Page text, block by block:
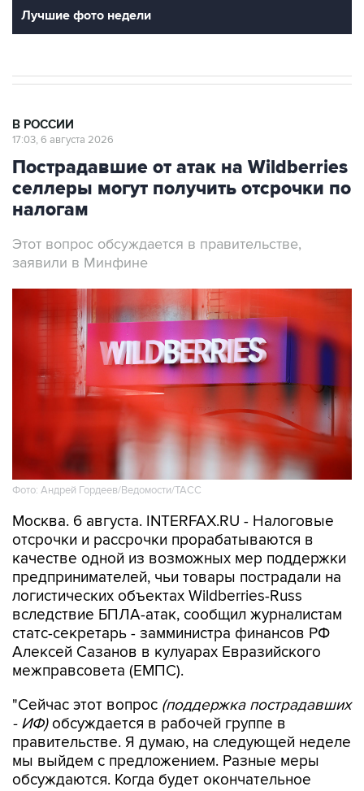
Лучшие фото недели
В РОССИИ
17:03, 6 августа 2026
Пострадавшие от атак на Wildberries
селлеры могут получить отсрочки по
налогам
Этот вопрос обсуждается в правительстве,
заявили в Минфине
Фото: Андрей Гордеев/Ведомости/ТАСС
Москва. 6 августа. INTERFAX.RU - Налоговые
отсрочки и рассрочки прорабатываются в
качестве одной из возможных мер поддержки
предпринимателей, чьи товары пострадали на
логистических объектах Wildberries-Russ
вследствие БПЛА-атак, сообщил журналистам
статс-секретарь - замминистра финансов РФ
Алексей Сазанов в кулуарах Евразийского
межправсовета (ЕМПС).
"Сейчас этот вопрос (поддержка пострадавших
- ИФ)обсуждается в рабочей группе в
правительстве. Я думаю, на следующей неделе
мы выйдем с предложением. Разные меры
обсуждаются. Когда будет окончательное